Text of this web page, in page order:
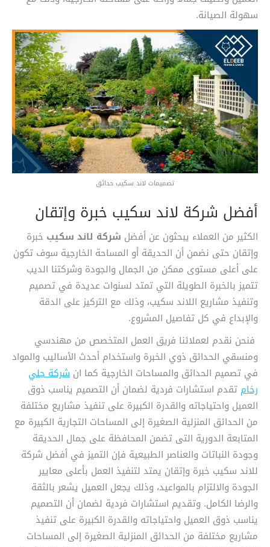
سهولة الصيانة.
تصميمات لاند سكيب حدائق
أفضل شركة لاند سكيب خبرة وإتقان
الكثير من العملاء يبحثون عن أفضل شركة لاند سكيب خبرة
وإتقان حتى نضمن أن الحديقة أو المساحة الخارجية سوف تكون
على أعلى مستوى ممكن من الجمال والجودة وشركتنا الديب
تتميز بالخبرة الطويلة التي تمتد لسنوات عديدة في تصميم
وتنفيذ مشاريع اللاند سكيب، وذلك مع التركيز على الدقة
والإبداع في كل تفاصيل المشروع.
فنحن نقدم لعملائنا فريق العمل المتخصص من مهندسي
ومنسقي الحدائق ذوي الخبرة واستخدام أحدث الأساليب والمواد
في تصميم الحدائق والمساحات الخارجية كما ان شركة جلي
رخام تقدم استشارات فردية لضمان أن التصميم يناسب ذوق
العميل واحتياجاته والقدرة الكبيرة على تنفيذ مشاريع مختلفة
من الحدائق المنزلية الصغيرة إلى المساحات التجارية الكبيرة مع
المتابعة الدورية التى تضمن المحافظة على جمال الحديقة
وجودة النباتات والعناصر الطبيعية فإن التميز في أفضل شركة
للاند سكيب خبرة وإتقان يمتد لتنفيذ العمل بأعلى معايير
الجودة والالتزام بالمواعيد، وذلك يجعل العميل يشعر بالثقة
والرضا الكامل. وتقديم استشارات فردية لضمان أن التصميم
يناسب ذوق العميل واحتياجاته والقدرة الكبيرة على تنفيذ
مشاريع مختلفة من الحدائق المنزلية الصغيرة إلى المساحات